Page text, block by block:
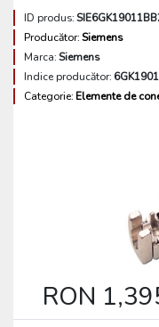
ID produs:
Producător:Siemens
Marca:Siemens
Indice producător:
Categorie:Elemente de
RON